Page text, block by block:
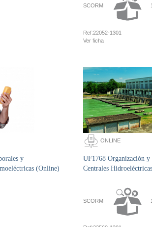
SCORM
Ref:22052-1301
Ver ficha
y
(Online)
ONLINE
UF1768 Organización
Centrales
SCORM 1